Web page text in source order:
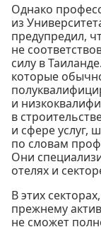
Однако
из
предупредил,
не
силу в
которые
и
в
и сфере услуг,
по словам
Они
отелях и
В этих
прежнему
не сможет